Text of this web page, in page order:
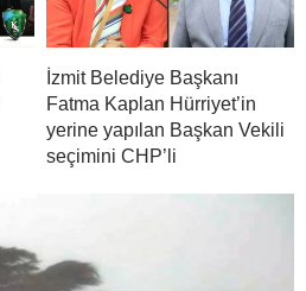
İzmit Belediye Başkanı
Fatma Kaplan Hürriyet’in
yerine yapılan Başkan Vekili
seçimini CHP’li